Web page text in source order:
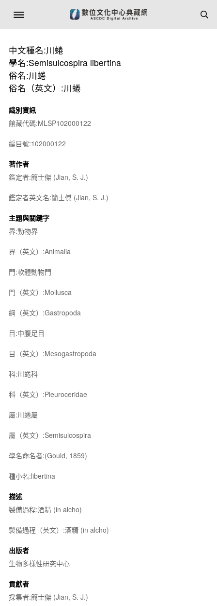
中文種名:川蜷
學名:Semisulcospira libertina
俗名:川蜷
俗名（英文）:川蜷
識別資訊
館藏代碼:MLSP102000122
編目號:102000122
著作者
鑑定者:簡士傑 (Jian, S. J.)
鑑定者英文名:簡士傑 (Jian, S. J.)
主題與關鍵字
界:動物界
界（英文）:Animalia
門:軟體動物門
門（英文）:Mollusca
綱（英文）:Gastropoda
目:中腹足目
目（英文）:Mesogastropoda
科:川蜷科
科（英文）:Pleuroceridae
屬:川蜷屬
屬（英文）:Semisulcospira
學名命名者:(Gould, 1859)
種小名:libertina
描述
製備過程:酒精 (in alcho)
製備過程（英文）:酒精 (in alcho)
出版者
生物多樣性研究中心
貢獻者
採集者:簡士傑 (Jian, S. J.)